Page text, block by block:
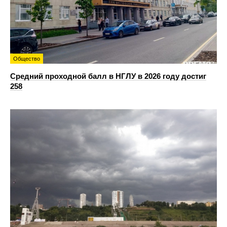
Общество
Средний проходной балл в НГЛУ в 2026 году достиг
258